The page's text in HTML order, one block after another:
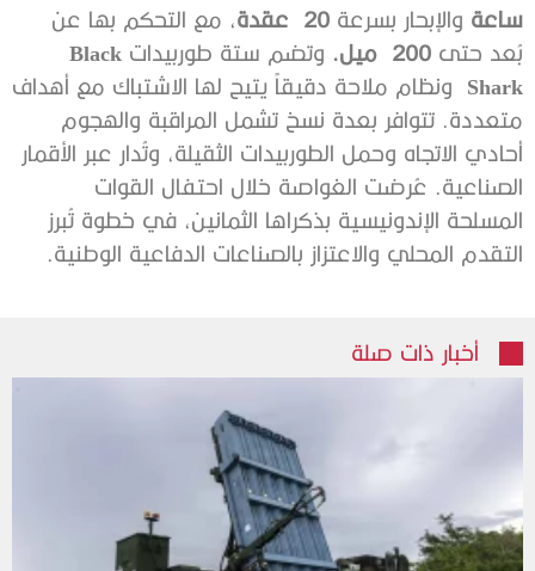
ساعة والإبحار بسرعة 20 عقدة، مع التحكم بها عن
بُعد حتى 200 ميل. وتضم ستة طوربيدات Black
Shark ونظام ملاحة دقيقاً يتيح لها الاشتباك مع أهداف
متعددة. تتوافر بعدة نسخ تشمل المراقبة والهجوم
أحادي الاتجاه وحمل الطوربيدات الثقيلة، وتُدار عبر الأقمار
الصناعية. عُرضت الغواصة خلال احتفال القوات
المسلحة الإندونيسية بذكراها الثمانين، في خطوة تُبرز
التقدم المحلي والاعتزاز بالصناعات الدفاعية الوطنية.
أخبار ذات صلة